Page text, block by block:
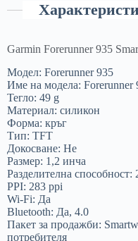
Garmin Forerunner 935
Модел: Forerunner 935
Име на модела: Forerunner
Тегло: 49 g
Материал: силикон
Форма: кръг
Тип: TFT
Докосване: Не
Размер: 1,2 инча
Разделителна способност:
PPI: 283 ppi
Wi-Fi: Да
Bluetooth: Да, 4.0
Пакет за продажби:
потребителя